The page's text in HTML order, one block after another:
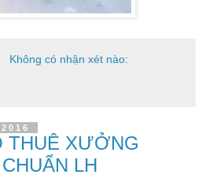
Không có nhận xét nào:
THUÊ XƯỞNG
LH